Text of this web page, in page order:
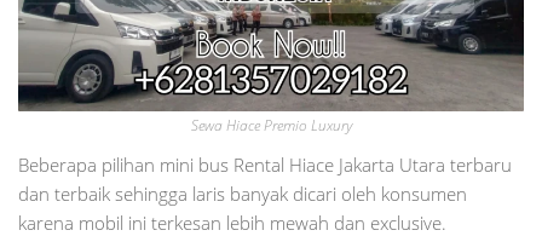
Sewa Hiace Premio Luxury
Beberapa pilihan mini bus Rental Hiace Jakarta Utara terbaru
dan terbaik sehingga laris banyak dicari oleh konsumen
karena mobil ini terkesan lebih mewah dan exclusive.